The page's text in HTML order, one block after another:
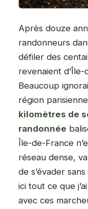
Après douze
randonneurs
défiler des
revenaient
Beaucoup
région
kilomètres de
randonnée
Île-de-France
réseau dense,
de s’évader
ici tout ce que
avec ces